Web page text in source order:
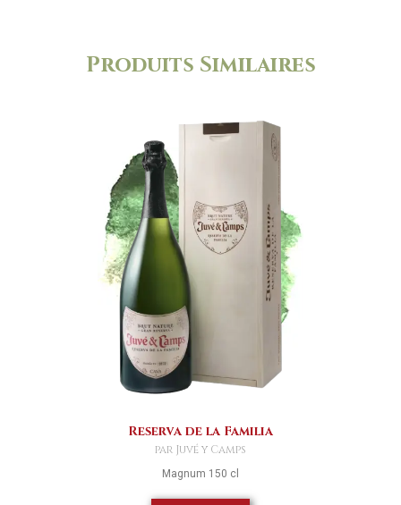
Produits Similaires
Reserva de la Familia
par Juvé y Camps
Magnum 150 cl